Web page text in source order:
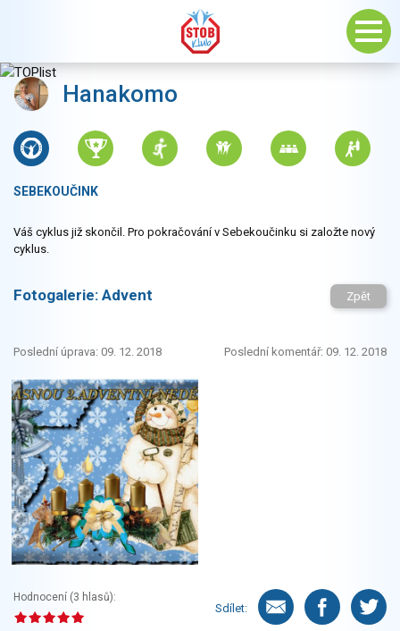
Hanakomo
SEBEKOUČINK
Váš cyklus již skončil. Pro pokračování v Sebekoučinku si založte nový
cyklus.
Fotogalerie: Advent Zpět
Poslední úprava: 09. 12. 2018 Poslední komentář: 09. 12. 2018
Hodnocení (3 hlasů):
Sdílet: